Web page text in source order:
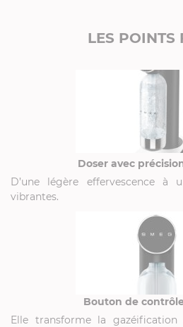
LES POINTS
Doser avec
D’une légère effervescence à
vibrantes.
Bouton de
Elle transforme la